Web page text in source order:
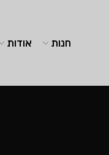
חנות אודות